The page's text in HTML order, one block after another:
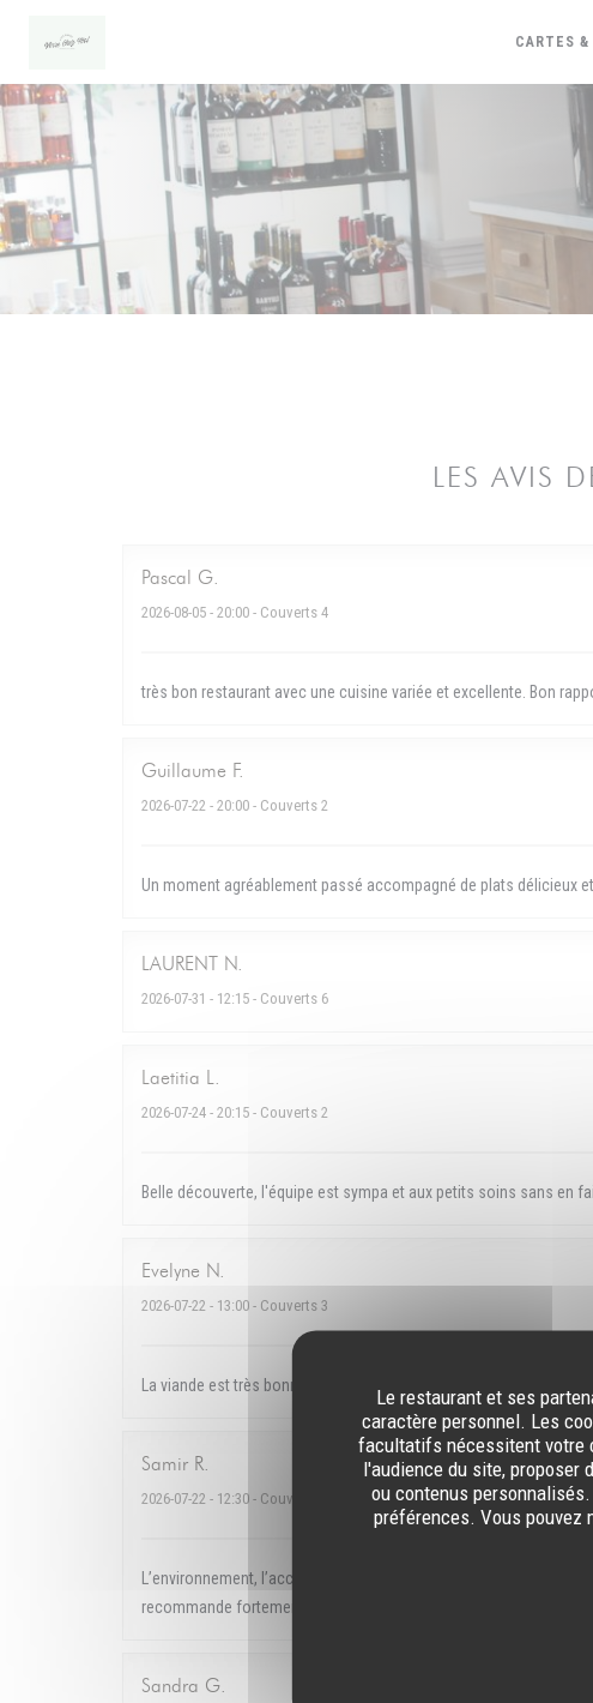
Le restaurant et ses
caractère personnel. Les
facultatifs nécessitent votre
l'audience du site, proposer
ou contenus
préférences. Vous pouvez
CARTES &
LES AVIS
Pascal G
2026-08-05 - 20:00 - Couverts 4
très bon restaurant avec une cuisine variée et excellente. Bon
Guillaume F
2026-07-22 - 20:00 - Couverts 2
Un moment agréablement passé accompagné de plats délicieux
LAURENT N
2026-07-31 - 12:15 - Couverts 6
Laetitia L
2026-07-24 - 20:15 - Couverts 2
Belle découverte, l'équipe est sympa et aux petits soins sans en
Evelyne N
2026-07-22 - 13:00 - Couverts 3
La viande est très bonne mais déçu par les frites car ce ne sont
Samir R
2026-07-22 - 12:30 - Couverts 2
L’environnement, l’accueil, le service et surtout la qualité dans
recommande fortement !
Sandra G